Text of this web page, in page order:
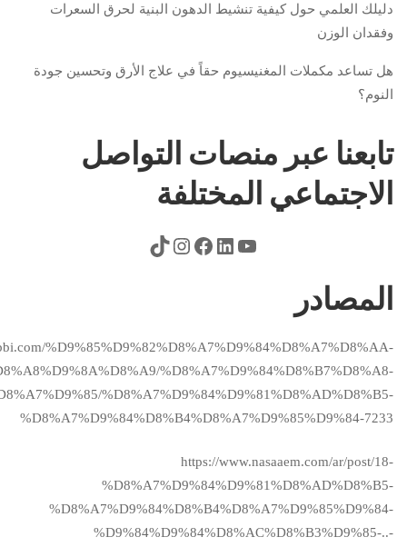
دليلك العلمي حول كيفية تنشيط الدهون البنية لحرق السعرات
وفقدان الوزن
هل تساعد مكملات المغنيسيوم حقاً في علاج الأرق وتحسين جودة
النوم؟
تابعنا عبر منصات التواصل
الاجتماعي المختلفة
المصادر
%D9%85%D9%82%D8%A7%D9%84%D8%A7%D8%AA-
%D8%A7%D9%84%D8%B7%D8%A8-
%D8%A7%D9%84%D9%81%D8%AD%D8%B5-
%D8%A7%D9%84%D8%B4%D8%A7%D9%85%D9%84-7233
https://www.nasaaem.com/ar/post/18-
%D8%A7%D9%84%D9%81%D8%AD%D8%B5-
%D8%A7%D9%84%D8%B4%D8%A7%D9%85%D9%84-
%D9%84%D9%84%D8%AC%D8%B3%D9%85-..-